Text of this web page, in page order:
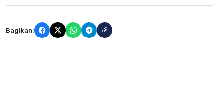
Bagikan: